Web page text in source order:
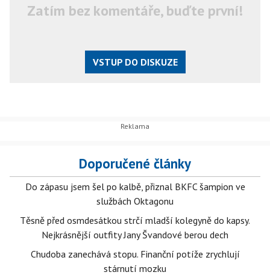
Zatím bez komentáře, buďte první!
VSTUP DO DISKUZE
Doporučené články
Do zápasu jsem šel po kalbě, přiznal BKFC šampion ve
službách Oktagonu
Těsně před osmdesátkou strčí mladší kolegyně do kapsy.
Nejkrásnější outfity Jany Švandové berou dech
Chudoba zanechává stopu. Finanční potíže zrychlují
stárnutí mozku